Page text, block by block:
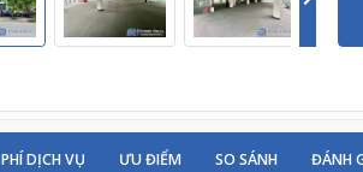
PHÍ DỊCH VỤ ƯU ĐIỂM SO SÁNH ĐÁNH